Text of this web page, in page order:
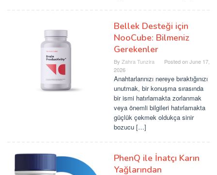
Bellek Desteği için
NooCube: Bilmeniz
Gerekenler
By Zahra Tunzira Posted onJune 17,
2026
Anahtarlarınızı nereye bıraktığınızı
unutmak, bir konuşma sırasında
bir ismi hatırlamakta zorlanmak
veya önemli bilgileri hatırlamakta
güçlük çekmek oldukça sinir
bozucu […]
PhenQ ile İnatçı Karın
Yağlarından